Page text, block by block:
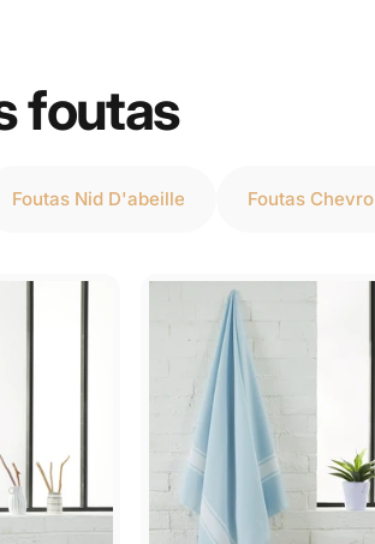
foutas
Foutas Nid D'abeille Foutas